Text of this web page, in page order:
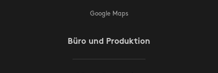
Google Maps
Büro und Produktion